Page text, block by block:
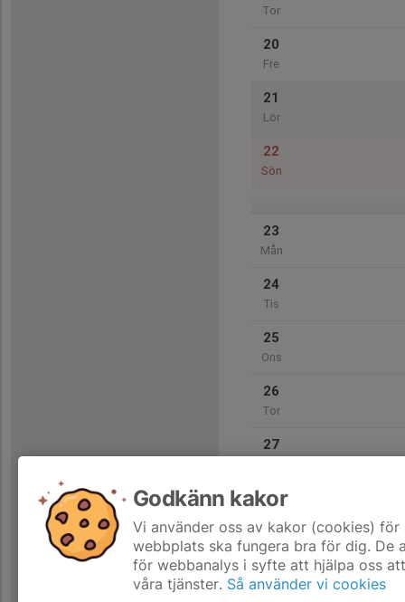
Tor
20
Fre
21
Lör
22
Sön
23
Mån
24
Tis
25
Ons
26
Tor
27
28
Godkänn kakor
Vi använder oss av kakor (cookies)
webbplats ska fungera bra för dig. De
för webbanalys i syfte att hjälpa oss
våra tjänster. Så använder vi cookies